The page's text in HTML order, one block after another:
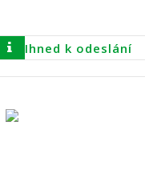
Ihned k odeslání